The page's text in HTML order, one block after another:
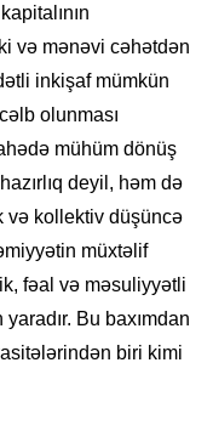
və mənəvi cəhətdən
inkişaf mümkün
olunması
mühüm dönüş
deyil, həm də
və kollektiv düşüncə
müxtəlif
fəal və məsuliyyətli
Bu baxımdan
biri kimi